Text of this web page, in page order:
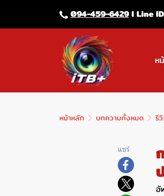
094-459-6429l Line
ห
หน้าหลัก บทความทั้งหมด รี
แชร์
อั